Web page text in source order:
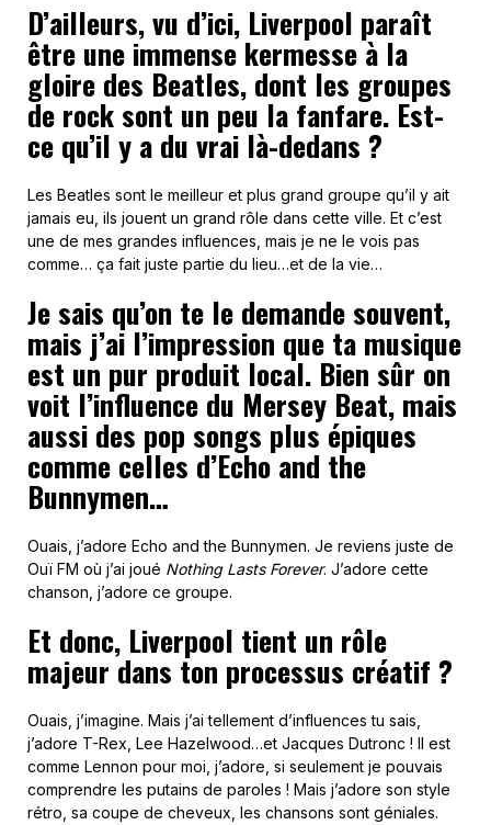
D’ailleurs, vu d’ici, Liverpool paraît
être une immense kermesse à la
gloire des Beatles, dont les groupes
de rock sont un peu la fanfare. Est-
ce qu’il y a du vrai là-dedans ?
Les Beatles sont le meilleur et plus grand groupe qu’il y ait
jamais eu, ils jouent un grand rôle dans cette ville. Et c’est
une de mes grandes influences, mais je ne le vois pas
comme… ça fait juste partie du lieu…et de la vie…
Je sais qu’on te le demande souvent,
mais j’ai l’impression que ta musique
est un pur produit local. Bien sûr on
voit l’influence du Mersey Beat, mais
aussi des pop songs plus épiques
comme celles d’Echo and the
Bunnymen…
Ouais, j’adore Echo and the Bunnymen. Je reviens juste de
Ouï FM où j’ai joué Nothing Lasts Forever. J’adore cette
chanson, j’adore ce groupe.
Et donc, Liverpool tient un rôle
majeur dans ton processus créatif ?
Ouais, j’imagine. Mais j’ai tellement d’influences tu sais,
j’adore T-Rex, Lee Hazelwood…et Jacques Dutronc ! Il est
comme Lennon pour moi, j’adore, si seulement je pouvais
comprendre les putains de paroles ! Mais j’adore son style
rétro, sa coupe de cheveux, les chansons sont géniales.